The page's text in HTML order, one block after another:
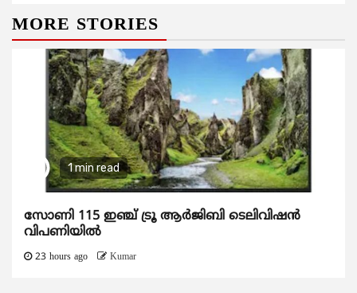
MORE STORIES
1 min read
സോണി 115 ഇഞ്ച് ട്രൂ ആർജിബി ടെലിവിഷൻ
വിപണിയിൽ
23 hours ago Kumar